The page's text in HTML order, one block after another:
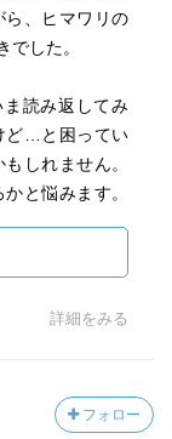
ら、ヒマワリの
した。
読み返してみ
ど…と困ってい
しれません。
と悩みます。
詳細をみる
フォロー